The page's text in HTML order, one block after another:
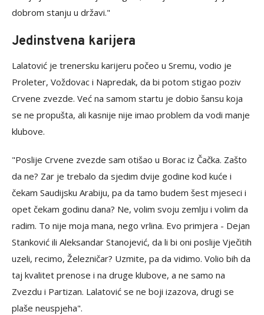
dobrom stanju u državi."
Jedinstvena karijera
Lalatović je trenersku karijeru počeo u Sremu, vodio je
Proleter, Voždovac i Napredak, da bi potom stigao poziv
Crvene zvezde. Već na samom startu je dobio šansu koja
se ne propušta, ali kasnije nije imao problem da vodi manje
klubove.
"Poslije Crvene zvezde sam otišao u Borac iz Čačka. Zašto
da ne? Zar je trebalo da sjedim dvije godine kod kuće i
čekam Saudijsku Arabiju, pa da tamo budem šest mjeseci i
opet čekam godinu dana? Ne, volim svoju zemlju i volim da
radim. To nije moja mana, nego vrlina. Evo primjera - Dejan
Stanković ili Aleksandar Stanojević, da li bi oni poslije Vječitih
uzeli, recimo, Železničar? Uzmite, pa da vidimo. Volio bih da
taj kvalitet prenose i na druge klubove, a ne samo na
Zvezdu i Partizan. Lalatović se ne boji izazova, drugi se
plaše neuspjeha".